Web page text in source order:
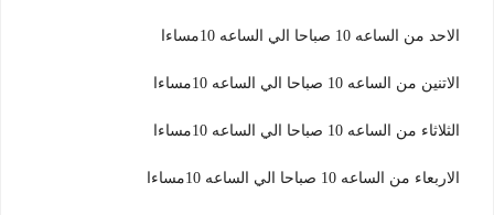
الاحد من الساعه 10 صباحا الي الساعه 10مساءا
الاتنين من الساعه 10 صباحا الي الساعه 10مساءا
الثلاثاء من الساعه 10 صباحا الي الساعه 10مساءا
الاربعاء من الساعه 10 صباحا الي الساعه 10مساءا